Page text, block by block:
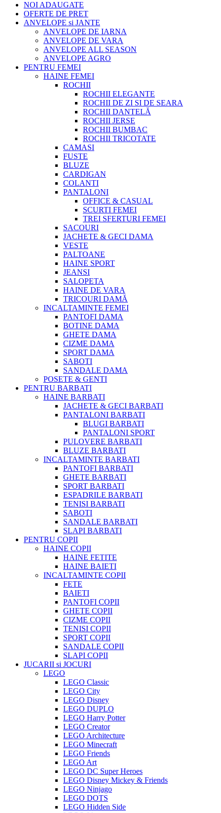
NOI ADAUGATE
OFERTE DE PRET
ANVELOPE si JANTE
ANVELOPE DE IARNA
ANVELOPE DE VARA
ANVELOPE ALL SEASON
ANVELOPE AGRO
PENTRU FEMEI
HAINE FEMEI
ROCHII
ROCHII ELEGANTE
ROCHII DE ZI SI DE SEARA
ROCHII DANTELĂ
ROCHII JERSE
ROCHII BUMBAC
ROCHII TRICOTATE
CAMASI
FUSTE
BLUZE
CARDIGAN
COLANTI
PANTALONI
OFFICE & CASUAL
SCURTI FEMEI
TREI SFERTURI FEMEI
SACOURI
JACHETE & GECI DAMA
VESTE
PALTOANE
HAINE SPORT
JEANSI
SALOPETA
HAINE DE VARA
TRICOURI DAMĂ
INCALTAMINTE FEMEI
PANTOFI DAMA
BOTINE DAMA
GHETE DAMA
CIZME DAMA
SPORT DAMA
SABOTI
SANDALE DAMA
POSETE & GENTI
PENTRU BARBATI
HAINE BARBATI
JACHETE & GECI BARBATI
PANTALONI BARBATI
BLUGI BARBATI
PANTALONI SPORT
PULOVERE BARBATI
BLUZE BARBATI
INCALTAMINTE BARBATI
PANTOFI BARBATI
GHETE BARBATI
SPORT BARBATI
ESPADRILE BARBATI
TENISI BARBATI
SABOTI
SANDALE BARBATI
SLAPI BARBATI
PENTRU COPII
HAINE COPII
HAINE FETITE
HAINE BAIETI
INCALTAMINTE COPII
FETE
BAIETI
PANTOFI COPII
GHETE COPII
CIZME COPII
TENISI COPII
SPORT COPII
SANDALE COPII
SLAPI COPII
JUCARII si JOCURI
LEGO
LEGO Classic
LEGO City
LEGO Disney
LEGO DUPLO
LEGO Harry Potter
LEGO Creator
LEGO Architecture
LEGO Minecraft
LEGO Friends
LEGO Art
LEGO DC Super Heroes
LEGO Disney Mickey & Friends
LEGO Ninjago
LEGO DOTS
LEGO Hidden Side